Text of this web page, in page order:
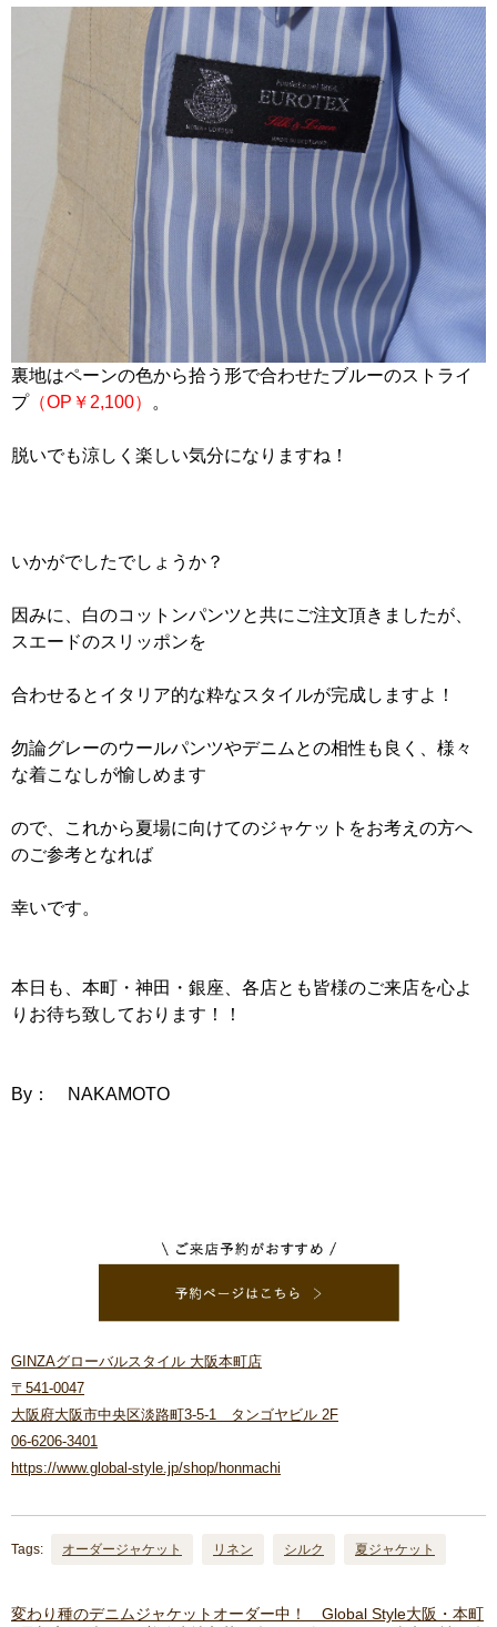
裏地はペーンの色から拾う形で合わせたブルーのストライ
プ（OP￥2,100） 。
脱いでも涼しく楽しい気分になりますね！
いかがでしたでしょうか？
因みに、白のコットンパンツと共にご注文頂きましたが、
スエードのスリッポンを
合わせるとイタリア的な粋なスタイルが完成しますよ！
勿論グレーのウールパンツやデニムとの相性も良く、様々
な着こなしが愉しめます
ので、これから夏場に向けてのジャケットをお考えの方へ
のご参考となれば
幸いです。
本日も、本町・神田・銀座、各店とも皆様のご来店を心よ
りお待ち致しております！！
By： NAKAMOTO
GINZAグローバルスタイル 大阪本町店
〒541-0047
大阪府大阪市中央区淡路町3-5-1 タンゴヤビル 2F
06-6206-3401
https://www.global-style.jp/shop/honmachi
Tags: オーダージャケット リネン シルク 夏ジャケット
変わり種のデニムジャケットオーダー中！ Global Style大阪・本町